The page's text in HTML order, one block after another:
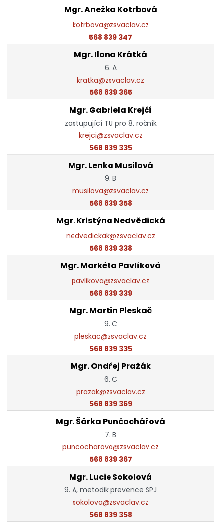
Mgr. Anežka Kotrbová
kotrbova@zsvaclav.cz
568 839 347
Mgr. Ilona Krátká
6. A
kratka@zsvaclav.cz
568 839 365
Mgr. Gabriela Krejčí
zastupující TU pro 8. ročník
krejci@zsvaclav.cz
568 839 335
Mgr. Lenka Musilová
9. B
musilova@zsvaclav.cz
568 839 358
Mgr. Kristýna Nedvědická
nedvedickak@zsvaclav.cz
568 839 338
Mgr. Markéta Pavlíková
pavlikova@zsvaclav.cz
568 839 339
Mgr. Martin Pleskač
9. C
pleskac@zsvaclav.cz
568 839 335
Mgr. Ondřej Pražák
6. C
prazak@zsvaclav.cz
568 839 369
Mgr. Šárka Punčochářová
7. B
puncocharova@zsvaclav.cz
568 839 367
Mgr. Lucie Sokolová
9. A, metodik prevence SPJ
sokolova@zsvaclav.cz
568 839 358